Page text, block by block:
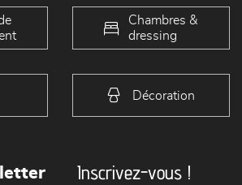
Chambres &
dressing
Décoration
Inscrivez-vous !